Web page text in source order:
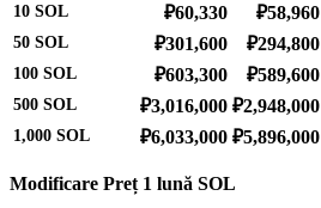
10 SOL ₽60,330 ₽58,960
50 SOL ₽301,600 ₽294,800
100 SOL ₽603,300 ₽589,600
500 SOL ₽3,016,000 ₽2,948,000
1,000 SOL ₽6,033,000 ₽5,896,000
Modificare Preț 1 lună SOL